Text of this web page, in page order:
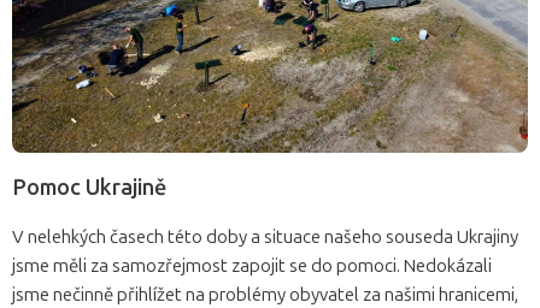
Pomoc Ukrajině
V nelehkých časech této doby a situace našeho souseda Ukrajiny
jsme měli za samozřejmost zapojit se do pomoci. Nedokázali
jsme nečinně přihlížet na problémy obyvatel za našimi hranicemi,